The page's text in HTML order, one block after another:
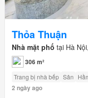
Thỏa Thuận
Nhà mặt phố tại Hà
306 m²
Trang bị nhà bếp Sân
2 ngày ago